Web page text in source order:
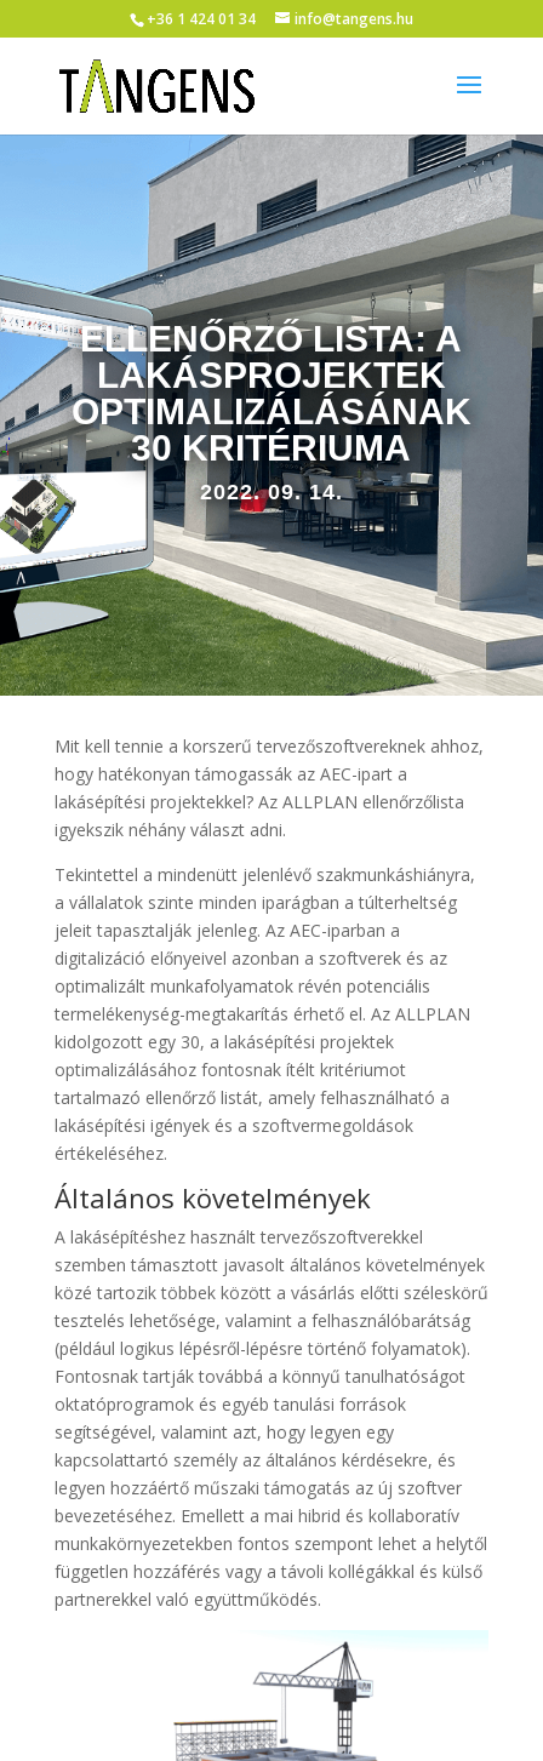
+36 1 424 01 34 info@tangens.hu
ELLENŐRZŐ LISTA: A
LAKÁSPROJEKTEK
OPTIMALIZÁLÁSÁNAK
30 KRITÉRIUMA
2022. 09. 14.
Mit kell tennie a korszerű tervezőszoftvereknek ahhoz,
hogy hatékonyan támogassák az AEC-ipart a
lakásépítési projektekkel? Az ALLPLAN ellenőrzőlista
igyekszik néhány választ adni.
Tekintettel a mindenütt jelenlévő szakmunkáshiányra,
a vállalatok szinte minden iparágban a túlterheltség
jeleit tapasztalják jelenleg. Az AEC-iparban a
digitalizáció előnyeivel azonban a szoftverek és az
optimalizált munkafolyamatok révén potenciális
termelékenység-megtakarítás érhető el. Az ALLPLAN
kidolgozott egy 30, a lakásépítési projektek
optimalizálásához fontosnak ítélt kritériumot
tartalmazó ellenőrző listát, amely felhasználható a
lakásépítési igények és a szoftvermegoldások
értékeléséhez.
Általános követelmények
A lakásépítéshez használt tervezőszoftverekkel
szemben támasztott javasolt általános követelmények
közé tartozik többek között a vásárlás előtti széleskörű
tesztelés lehetősége, valamint a felhasználóbarátság
(például logikus lépésről-lépésre történő folyamatok).
Fontosnak tartják továbbá a könnyű tanulhatóságot
oktatóprogramok és egyéb tanulási források
segítségével, valamint azt, hogy legyen egy
kapcsolattartó személy az általános kérdésekre, és
legyen hozzáértő műszaki támogatás az új szoftver
bevezetéséhez. Emellett a mai hibrid és kollaboratív
munkakörnyezetekben fontos szempont lehet a helytől
független hozzáférés vagy a távoli kollégákkal és külső
partnerekkel való együttműködés.